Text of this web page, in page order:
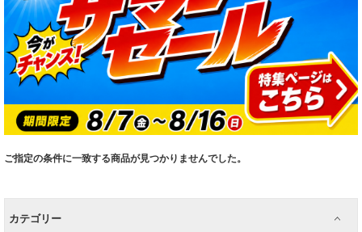
ご指定の条件に一致する商品が見つかりませんでした。
カテゴリー